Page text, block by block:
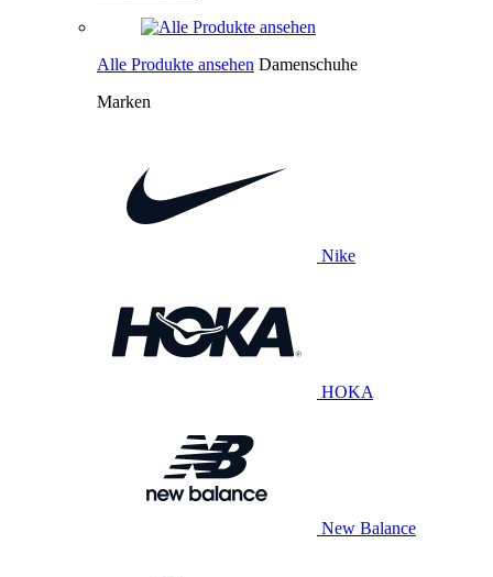
Alle Produkte ansehen Damenschuhe
Marken
Nike
HOKA
New Balance